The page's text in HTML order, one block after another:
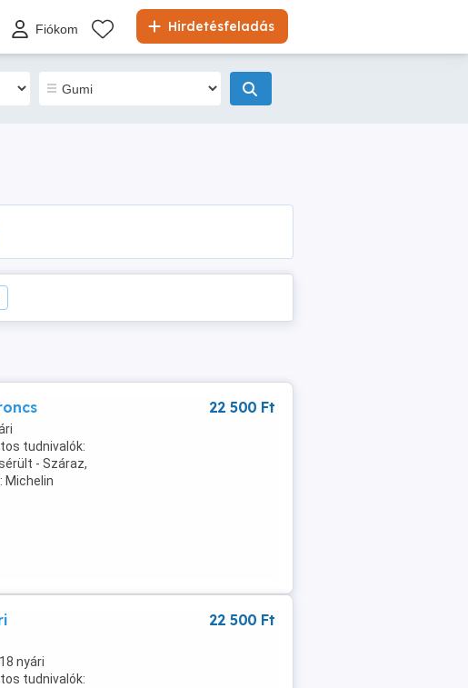
Hirdetésfeladás
Fiókom
tudnivalók:
- Száraz,
Michelin
22 500 Ft
nyári
tudnivalók:
22 500 Ft